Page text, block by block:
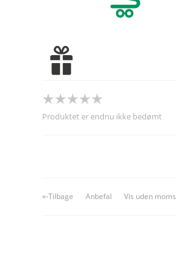
Produktet er endnu ikke bedømt
«-Tilbage Anbefal Vis uden moms